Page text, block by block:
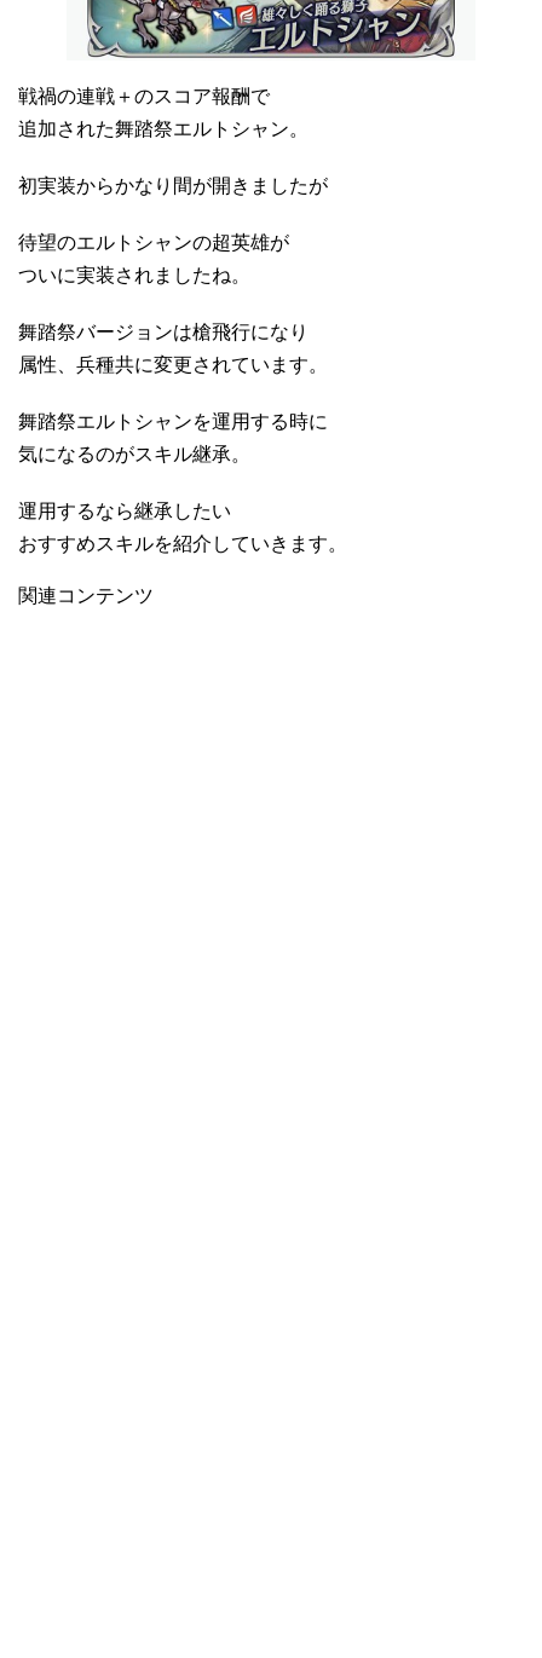
戦禍の連戦＋のスコア報酬で
追加された舞踏祭エルトシャン。
初実装からかなり間が開きましたが
待望のエルトシャンの超英雄が
ついに実装されましたね。
舞踏祭バージョンは槍飛行になり
属性、兵種共に変更されています。
舞踏祭エルトシャンを運用する時に
気になるのがスキル継承。
運用するなら継承したい
おすすめスキルを紹介していきます。
関連コンテンツ